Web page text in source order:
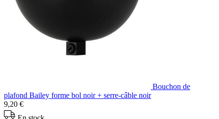
Bouchon de
plafond Bailey forme bol noir + serre-câble noir
9,20 €